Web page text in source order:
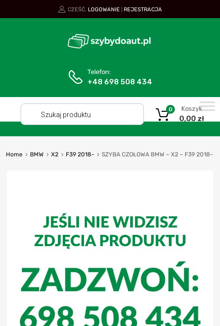
CZEŚĆ. LOGOWANIE REJESTRACJA
Telefon:
+48 698 508 434
Koszyk
0,00 zł
0
Home BMW X2 F39 2018- SZYBA CZOŁOWA BMW – X2 – F39 2018-